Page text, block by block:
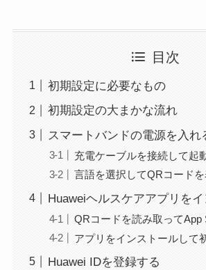
目次
初期設定に必要なもの
初期設定の大まかな流れ
スマートバンドの電源を入れ
充電ケーブルを接続して起
言語を選択してQRコード
Huaweiヘルスケアアプリを
QRコードを読み取ってApp
アプリをインストールして
Huawei IDを登録する